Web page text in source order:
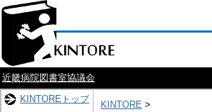
近畿病院図書室協議会
KINTOREトップ
KINTORE >